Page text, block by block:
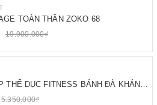
TOÀN THÂN ZOKO 68
19.900.000₫
THỂ DỤC FITNESS BÁNH ĐÀ KHÁNG
5.350.000₫